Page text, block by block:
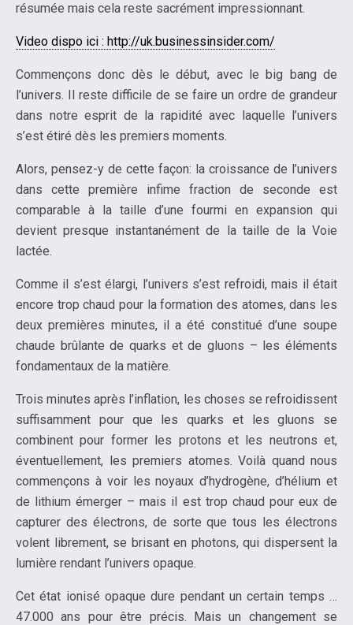
résumée mais cela reste sacrément impressionnant.
Video dispo ici : http://uk.businessinsider.com/
Commençons donc dès le début, avec le big bang de
l’univers. Il reste difficile de se faire un ordre de grandeur
dans notre esprit de la rapidité avec laquelle l’univers
s’est étiré dès les premiers moments.
Alors, pensez-y de cette façon: la croissance de l’univers
dans cette première infime fraction de seconde est
comparable à la taille d’une fourmi en expansion qui
devient presque instantanément de la taille de la Voie
lactée.
Comme il s’est élargi, l’univers s’est refroidi, mais il était
encore trop chaud pour la formation des atomes, dans les
deux premières minutes, il a été constitué d’une soupe
chaude brûlante de quarks et de gluons – les éléments
fondamentaux de la matière.
Trois minutes après l’inflation, les choses se refroidissent
suffisamment pour que les quarks et les gluons se
combinent pour former les protons et les neutrons et,
éventuellement, les premiers atomes. Voilà quand nous
commençons à voir les noyaux d’hydrogène, d’hélium et
de lithium émerger – mais il est trop chaud pour eux de
capturer des électrons, de sorte que tous les électrons
volent librement, se brisant en photons, qui dispersent la
lumière rendant l’univers opaque.
Cet état ionisé opaque dure pendant un certain temps …
47.000 ans pour être précis. Mais un changement se